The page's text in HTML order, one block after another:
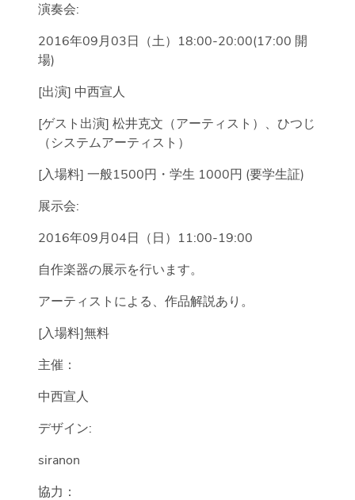
演奏会:
2016年09月03日（土）18:00-20:00(17:00 開
場)
[出演] 中西宣人
[ゲスト出演] 松井克文（アーティスト）、ひつじ
（システムアーティスト）
[入場料] 一般1500円・学生 1000円 (要学生証)
展示会:
2016年09月04日（日）11:00-19:00
自作楽器の展示を行います。
アーティストによる、作品解説あり。
[入場料]無料
主催：
中西宣人
デザイン:
siranon
協力：